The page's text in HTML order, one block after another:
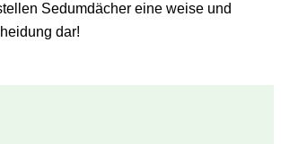
Sedumdächer eine weise und
dar!